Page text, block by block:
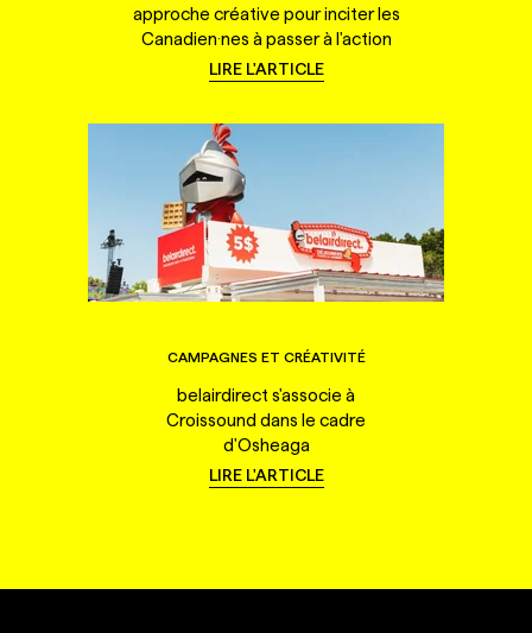
approche créative pour inciter les
Canadien·nes à passer à l'action
LIRE L'ARTICLE
CAMPAGNES ET CRÉATIVITÉ
belairdirect s'associe à
Croissound dans le cadre
d'Osheaga
LIRE L'ARTICLE